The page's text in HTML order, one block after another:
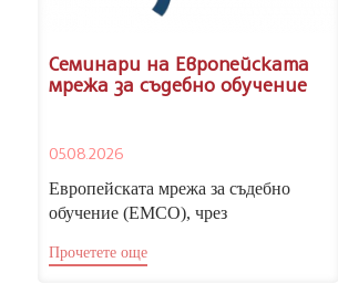
Семинари на Европейската
мрежа за съдебно обучение
05.08.2026
Европейската мрежа за съдебно
обучение (ЕМСО), чрез
правосъдието, отправя покана за
Прочетете още